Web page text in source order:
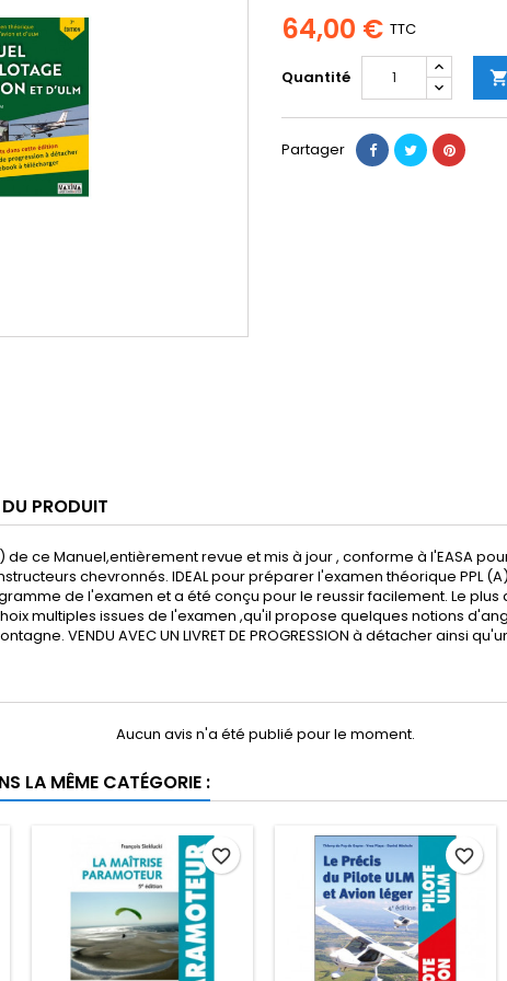
64,00 € TTC
Quantité 
Partager
PRODUIT
ce Manuel,entièrement revue et mis à jour , conforme à l'EASA
chevronnés. IDEAL pour préparer l'examen théorique PPL (A)
de l'examen et a été conçu pour le reussir facilement. Le plus
multiples issues de l'examen ,qu'il propose quelques notions
VENDU AVEC UN LIVRET DE PROGRESSION à détacher ainsi
Aucun avis n'a été publié pour le moment.
LA MÊME CATÉGORIE :
favorite_border favorite_border